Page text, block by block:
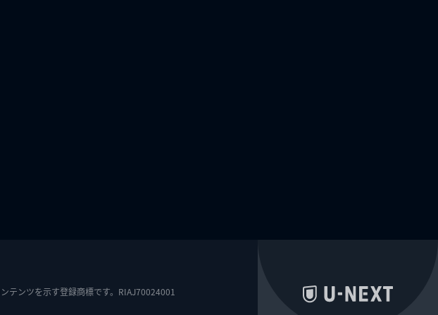
テンツを示す登録商標です。RIAJ70024001